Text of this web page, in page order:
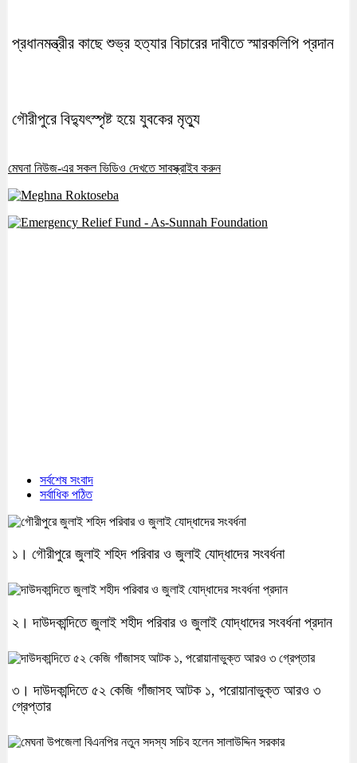
প্রধানমন্ত্রীর কাছে শুভ্র হত্যার বিচারের দাবীতে স্মারকলিপি প্রদান
গৌরীপুরে বিদ্যুৎস্পৃষ্ট হয়ে যুবকের মৃত্যু
মেঘনা নিউজ-এর সকল ভিডিও দেখতে সাবস্ক্রাইব করুন
সর্বশেষ সংবাদ
সর্বাধিক পঠিত
১। গৌরীপুরে জুলাই শহিদ পরিবার ও জুলাই যোদ্ধাদের সংবর্ধনা
২। দাউদকান্দিতে জুলাই শহীদ পরিবার ও জুলাই যোদ্ধাদের সংবর্ধনা প্রদান
৩। দাউদকান্দিতে ৫২ কেজি গাঁজাসহ আটক ১, পরোয়ানাভুক্ত আরও ৩
গ্রেপ্তার